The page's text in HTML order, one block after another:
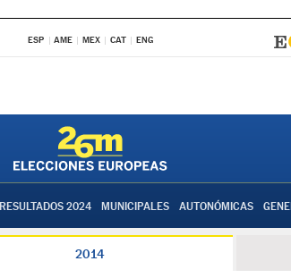
ESP AME MEX CAT ENG
RESULTADOS 2024 MUNICIPALES AUTONÓMICAS
2014